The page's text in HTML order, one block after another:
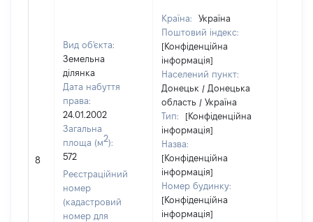
8
Вид об'єкта:
Земельна
ділянка
Дата набуття
права:
24.01.2002
Загальна
площа (м2):
572
Реєстраційний
номер
(кадастровий
номер для
Країна:
Україна
Поштовий індекс:
[Конфіденційна
інформація]
Населений пункт:
Донецьк / Донецька
область / Україна
Тип:
[Конфіденційна
інформація]
Назва:
[Конфіденційна
інформація]
Номер будинку:
[Конфіденційна
інформація]